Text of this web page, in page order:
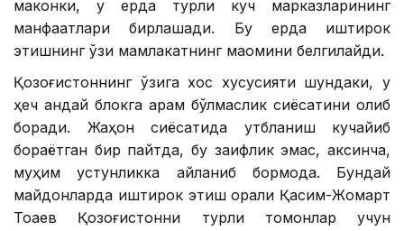
маконки, у ерда турли куч марказларининг
манфаатлари бирлашади. Бу ерда иштирок
этишнинг ўзи мамлакатнинг мақомини белгилайди.
Қозоғистоннинг ўзига хос хусусияти шундаки, у
ҳеч қандай блокга қарам бўлмаслик сиёсатини олиб
боради. Жаҳон сиёсатида қутбланиш кучайиб
бораётган бир пайтда, бу заифлик эмас, аксинча,
муҳим устунликка айланиб бормоқда. Бундай
майдонларда иштирок этиш орқали Қасим-Жомарт
Тоқаев Қозоғистонни турли томонлар учун